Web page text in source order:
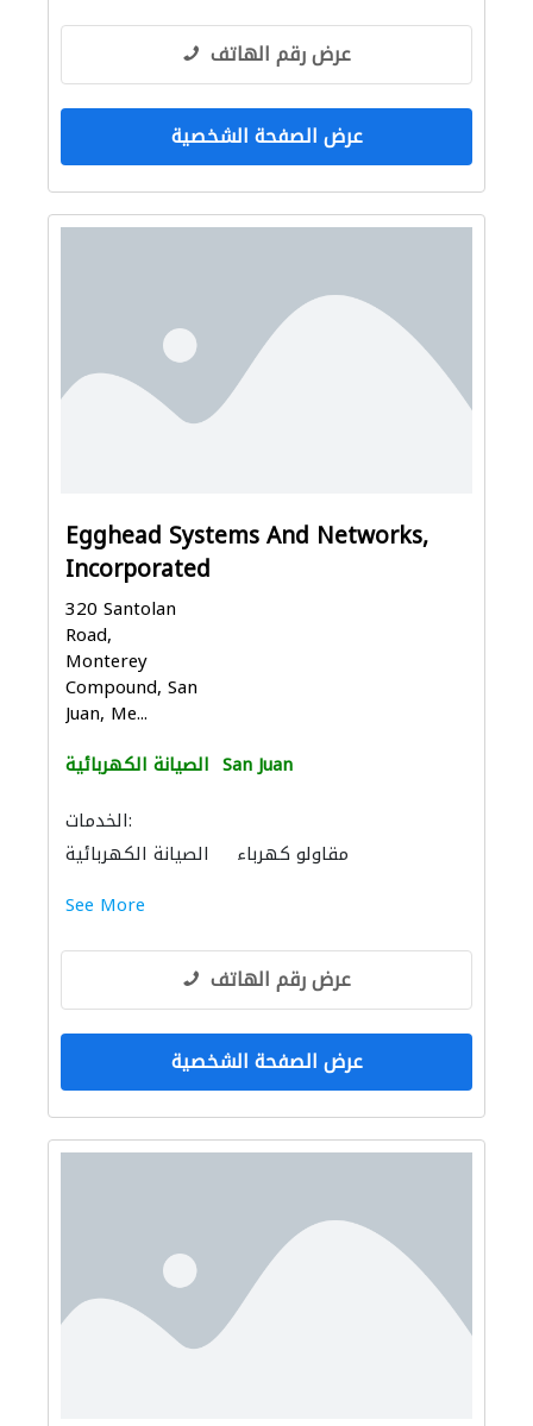
عرض رقم الهاتف
عرض الصفحة الشخصية
Egghead Systems And Networks,
Incorporated
320 Santolan
Road,
Monterey
Compound, San
Juan, Me...
الصيانة الكهربائية San Juan
الخدمات:
الصيانة الكهربائية
مقاولو كهرباء
See More
عرض رقم الهاتف
عرض الصفحة الشخصية